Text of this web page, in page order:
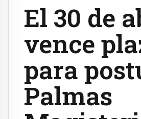
El 30 de
vence
para
Palmas